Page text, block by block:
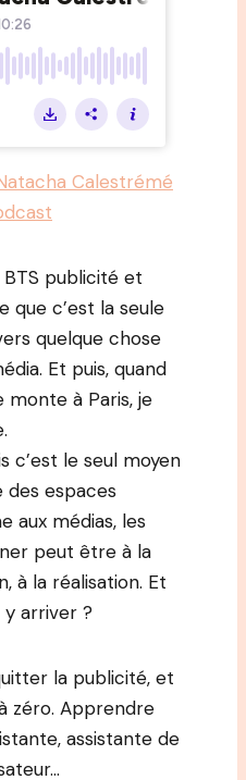
Calestrémé
publicité et
que c’est la seule
quelque chose
Et puis, quand
monte à Paris, je
c’est le seul moyen
des espaces
aux médias, les
peut être à la
à la réalisation. Et
arriver ?
la publicité, et
zéro. Apprendre
assistante de